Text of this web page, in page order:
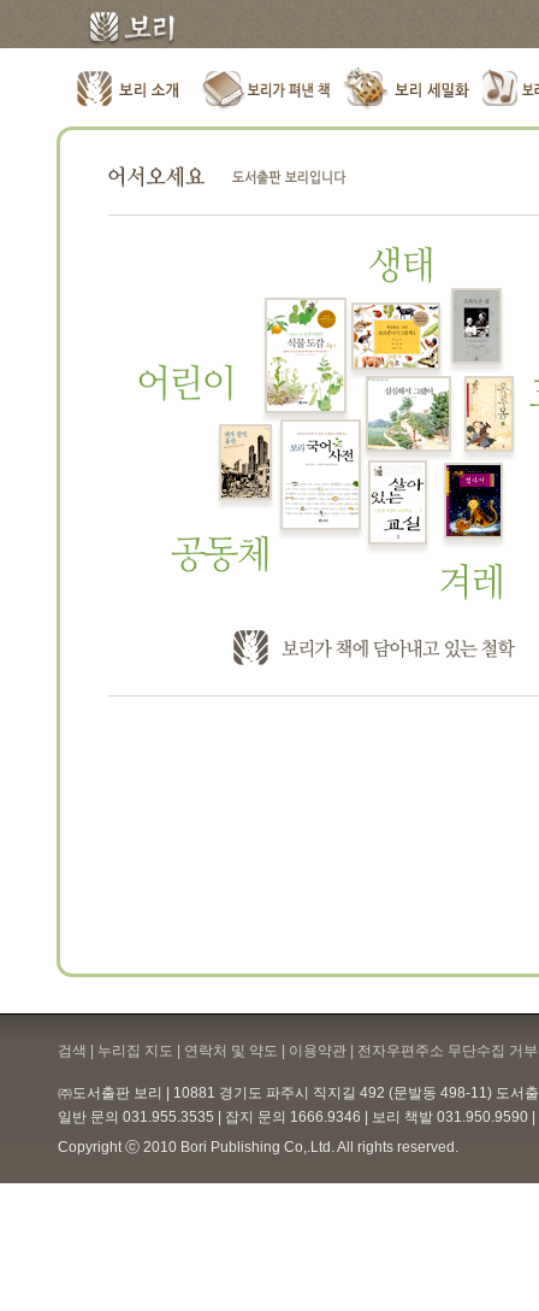
검색 | 누리집 지도 | 연락처 및 약도 | 이용약관 | 전자우편주소 무단수집 거
㈜도서출판 보리 | 10881 경기도 파주시 직지길 492 (문발동 498-11) 도서
일반 문의 031.955.3535 | 잡지 문의 1666.9346 | 보리 책밭 031.950.9590
Copyright ⓒ 2010 Bori Publishing Co,.Ltd. All rights reserved.